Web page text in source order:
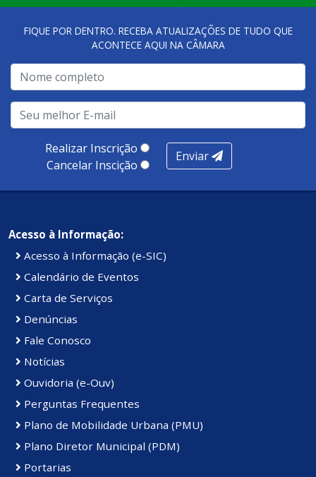
qualidade dos atendimentos prestados nesses espaços.
A metodologia de avaliação se concentra em 7 pilares:
qualidade no atendimento remoto, gestão, oferta /
realização de soluções, ambiente de negócios,
infraestrutura, presença digital e cobertura e
produtividade. Somados, todos as categorias totalizam
Kennedy.
FIQUE POR DENTRO. RECEBA ATUALIZAÇÕES DE TUDO QUE
ACONTECE AQUI NA CÂMARA
Realizar Inscrição
Cancelar Inscição
Enviar
Acesso à Informação:
Acesso à Informação (e-SIC)
Calendário de Eventos
Carta de Serviços
Denúncias
Fale Conosco
Notícias
Ouvidoria (e-Ouv)
Perguntas Frequentes
Plano de Mobilidade Urbana (PMU)
Plano Diretor Municipal (PDM)
Portarias